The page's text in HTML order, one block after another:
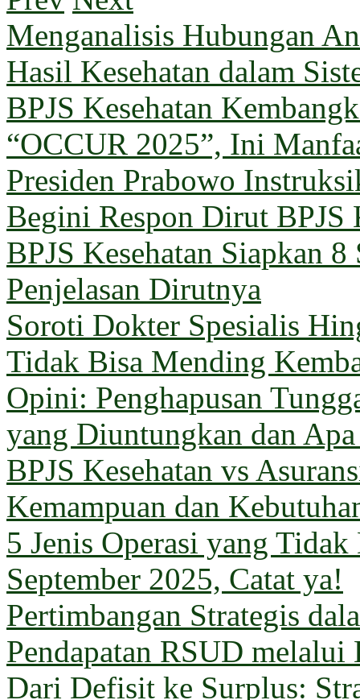
Menganalisis Hubungan
Hasil Kesehatan dalam
BPJS Kesehatan
“OCCUR 2025”, Ini
Presiden Prabowo
Begini Respon Dirut BPJS
BPJS Kesehatan Siapkan
Penjelasan Dirutnya
Soroti Dokter Spesialis
Tidak Bisa Mending
Opini: Penghapusan
yang Diuntungkan dan
BPJS Kesehatan vs
Kemampuan dan
5 Jenis Operasi yang
September 2025, Catat ya!
Pertimbangan Strategis
Pendapatan RSUD melalui
Dari Defisit ke Surplus: